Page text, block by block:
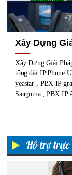
Hỗ trợ trực
Xây Dựng
Xây Dựng Giải
tổng đài IP Phone
yeastar , PBX IP
Sangoma , PBX IP